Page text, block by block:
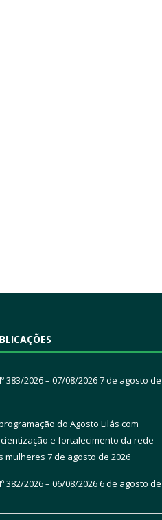
383/2026 – 07/08/20267 de agosto de
do Agosto Lilás com
e fortalecimento da rede
mulheres 7 de agosto de 2026
382/2026 – 06/08/20266 de agosto de